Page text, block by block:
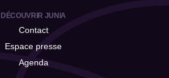
DÉCOUVRIR JUNIA
Contact
Espace presse
Agenda